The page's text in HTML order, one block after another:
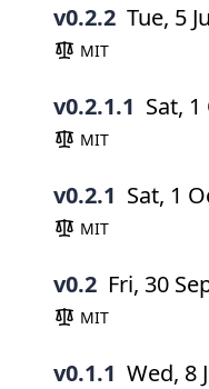
v0.2.2 Tue, 5
MIT
v0.2.1.1 Sat, 1
MIT
v0.2.1 Sat, 1
MIT
v0.2 Fri, 30
MIT
v0.1.1 Wed, 8